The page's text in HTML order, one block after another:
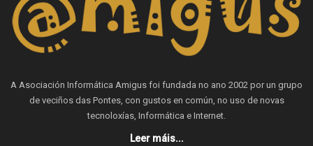
A Asociación Informática Amigus foi fundada no ano 2002 por un grupo
de veciños das Pontes, con gustos en común, no uso de novas
tecnoloxías, Informática e Internet.
Leer máis...